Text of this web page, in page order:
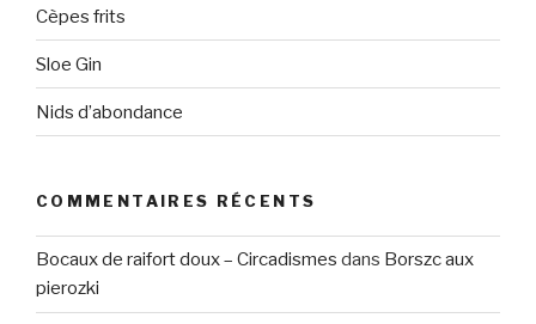
Cèpes frits
Sloe Gin
Nids d’abondance
COMMENTAIRES RÉCENTS
Bocaux de raifort doux – Circadismes dans Borszc aux
pierozki